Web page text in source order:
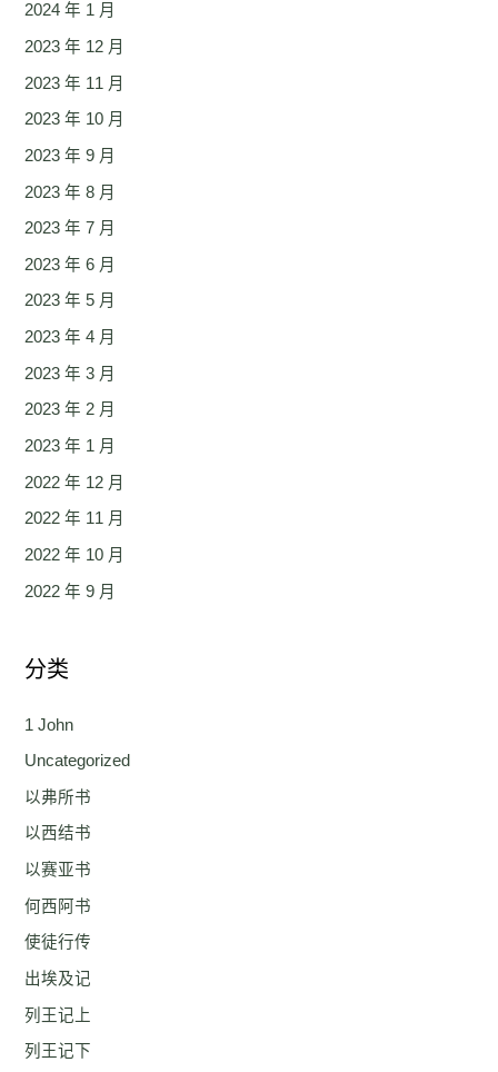
2024 年 1 月
2023 年 12 月
2023 年 11 月
2023 年 10 月
2023 年 9 月
2023 年 8 月
2023 年 7 月
2023 年 6 月
2023 年 5 月
2023 年 4 月
2023 年 3 月
2023 年 2 月
2023 年 1 月
2022 年 12 月
2022 年 11 月
2022 年 10 月
2022 年 9 月
分类
1 John
Uncategorized
以弗所书
以西结书
以赛亚书
何西阿书
使徒行传
出埃及记
列王记上
列王记下